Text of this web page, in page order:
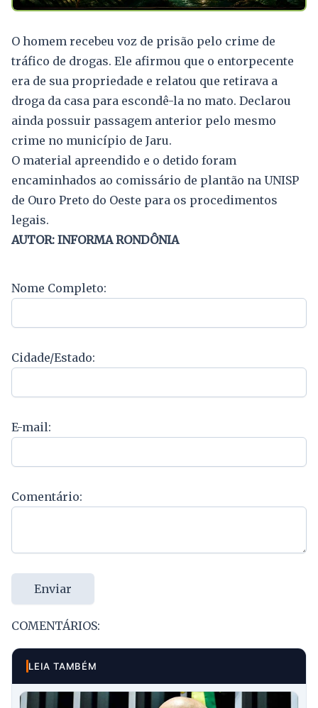
O homem recebeu voz de prisão pelo crime de
tráfico de drogas. Ele afirmou que o entorpecente
era de sua propriedade e relatou que retirava a
droga da casa para escondê-la no mato. Declarou
ainda possuir passagem anterior pelo mesmo
crime no município de Jaru.
O material apreendido e o detido foram
encaminhados ao comissário de plantão na UNISP
de Ouro Preto do Oeste para os procedimentos
legais.
AUTOR: INFORMA RONDÔNIA
Nome Completo:
Cidade/Estado:
E-mail:
Comentário:
Enviar
COMENTÁRIOS:
LEIA TAMBÉM